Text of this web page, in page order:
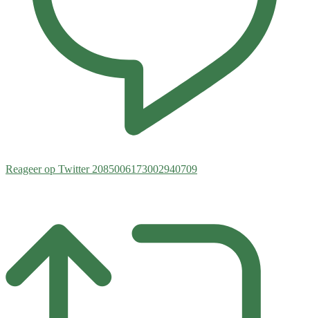
Reageer op Twitter 2085006173002940709